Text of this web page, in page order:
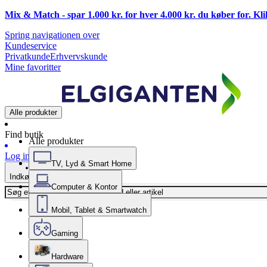
Mix & Match - spar 1.000 kr. for hver 4.000 kr. du køber for.
Spring navigationen over
Kundeservice
PrivatkundeErhvervskunde
Mine favoritter
Alle produkter
Find butik
Log ind
Indkøbskurv
Alle produkter
TV, Lyd & Smart Home
Computer & Kontor
Mobil, Tablet & Smartwatch
Gaming
Hardware